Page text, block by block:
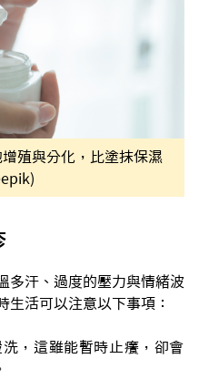
增殖與分化，比塗抹保濕
多汗、過度的壓力與情緒波
生活可以注意以下事項：
，這雖能暫時止癢，卻會